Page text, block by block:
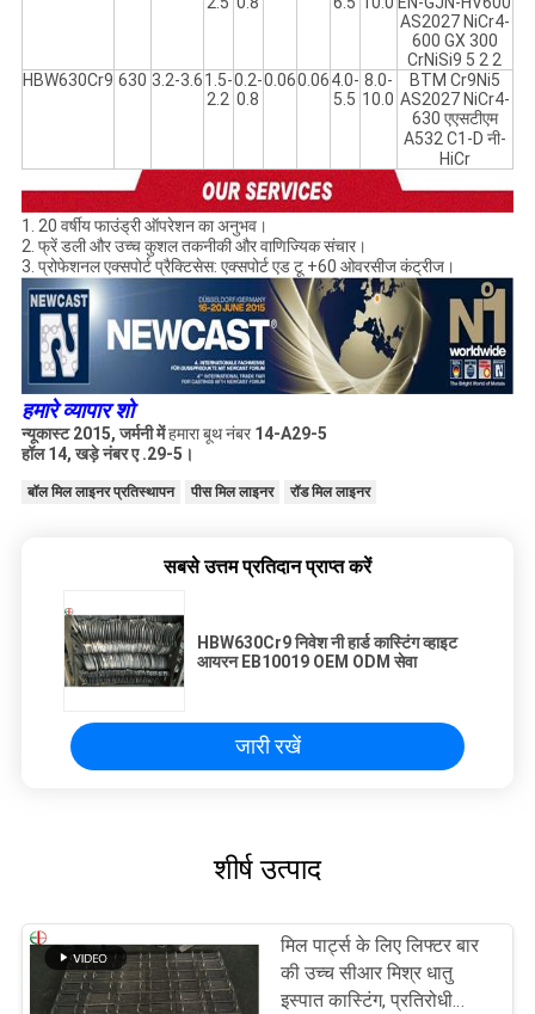
AS2027 NiCr4-
600 GX 300
CrNiSi9 5 2 2
HBW630Cr9 630 3.2-3.61.5-
2.2
0.2-
0.8
0.060.064.0-
5.5
8.0-
10.0
BTM Cr9Ni5
AS2027 NiCr4-
630 एएसटीएम
A532 C1-D नी-
HiCr
1. 20 वर्षीय फाउंड्री ऑपरेशन का अनुभव।
2. फ्रेंडली और उच्च कुशल तकनीकी और वाणिज्यिक संचार।
3. प्रोफेशनल एक्सपोर्ट प्रैक्टिसेस: एक्सपोर्टएड टू +60 ओवरसीज कंट्रीज।
हमारे व्यापार शो
न्यूकास्ट 2015, जर्मनी मेंहमारा बूथ नंबर14-A29-5
हॉल 14, खड़े नंबर ए .29-5।
बॉल मिल लाइनर प्रतिस्थापन पीस मिल लाइनर रॉड मिल लाइनर
सबसे उत्तम प्रतिदान प्राप्त करें
HBW630Cr9 निवेश नी हार्ड कास्टिंग व्हाइट
आयरन EB10019 OEM ODM सेवा
जारी रखें
शीर्ष उत्पाद
मिल पार्ट्स के लिए लिफ्टर बार
की उच्च सीआर मिश्र धातु
इस्पात कास्टिंग, प्रतिरोधी